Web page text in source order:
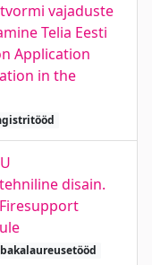
vajaduste
Telia Eesti
Application
in the
disain.
bakalaureusetööd